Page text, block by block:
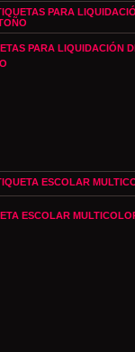
PARA LIQUIDACIÓN
ESCOLAR